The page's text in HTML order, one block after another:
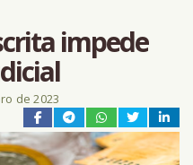
impede
de 2023